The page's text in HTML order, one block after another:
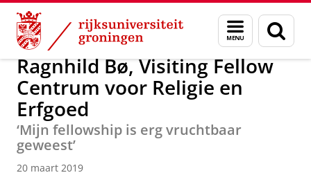
Skip
Content
Skip
Navigation
Menu
en
zoeken
Over ons Actueel Nieuws Nieuwsberichten
Ragnhild Bø, Visiting Fellow
Centrum voor Religie en
Erfgoed
‘Mijn fellowship is erg vruchtbaar
geweest’
20 maart 2019